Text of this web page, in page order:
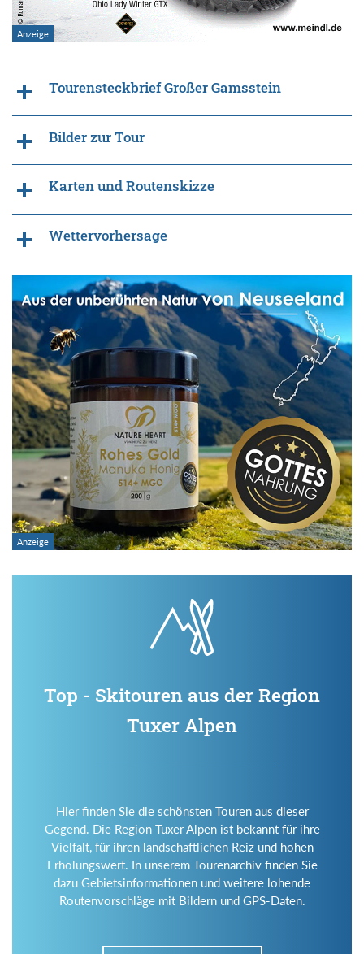
Tourensteckbrief Großer Gamsstein
Bilder zur Tour
Karten und Routenskizze
Wettervorhersage
Top - Skitouren aus der Region
Tuxer Alpen
Hier finden Sie die schönsten Touren aus dieser
Gegend. Die Region Tuxer Alpen ist bekannt für ihre
Vielfalt, für ihren landschaftlichen Reiz und hohen
Erholungswert. In unserem Tourenarchiv finden Sie
dazu Gebietsinformationen und weitere lohende
Routenvorschläge mit Bildern und GPS-Daten.